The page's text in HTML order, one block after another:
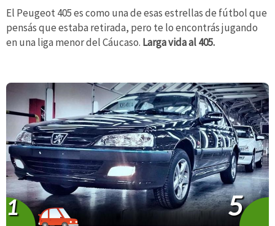
El Peugeot 405 es como una de esas estrellas de fútbol que
pensás que estaba retirada, pero te lo encontrás jugando
en una liga menor del Cáucaso. Larga vida al 405.
1 5